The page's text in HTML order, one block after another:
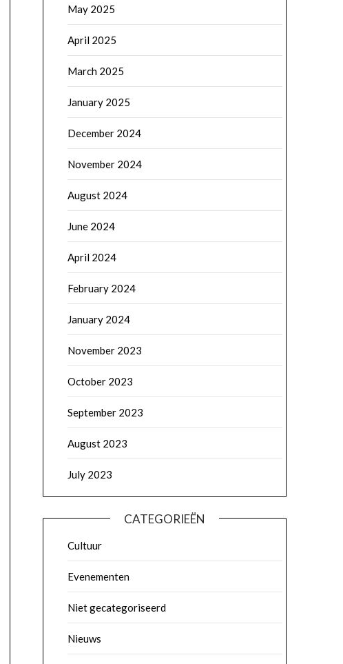
May 2025
April 2025
March 2025
January 2025
December 2024
November 2024
August 2024
June 2024
April 2024
February 2024
January 2024
November 2023
October 2023
September 2023
August 2023
July 2023
CATEGORIEËN
Cultuur
Evenementen
Niet gecategoriseerd
Nieuws